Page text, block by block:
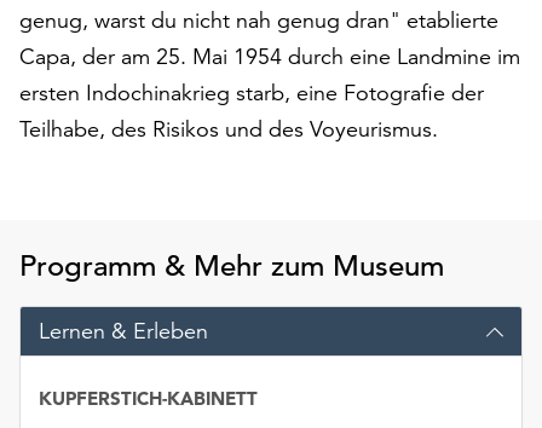
Einverständnis
weiterhin
ausgeführt.
Möchten
Cookies
anpassen,
erreichen
Sie
die
Einstellungen
genug, warst du nicht nah genug dran" etablierte
Capa, der am 25. Mai 1954 durch eine Landmine im
ersten Indochinakrieg starb, eine Fotografie der
Teilhabe, des Risikos und des Voyeurismus.
Programm & Mehr zum Museum
Lernen & Erleben
KUPFERSTICH-KABINETT